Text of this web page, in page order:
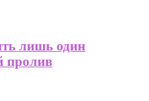
лишь один
пролив